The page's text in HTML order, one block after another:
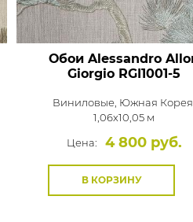
Обои Alessandro
Giorgio RGI1001-5
Виниловые, Южная
1,06x10,05 м
Цена:
4 800 руб.
В КОРЗИНУ